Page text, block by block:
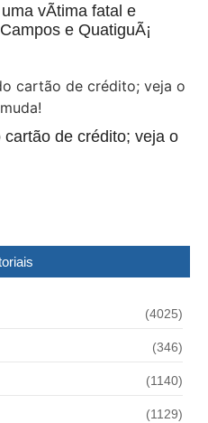
vÃ­tima fatal e
e QuatiguÃ¡
de crédito; veja o
(4025)
(346)
(1140)
(1129)